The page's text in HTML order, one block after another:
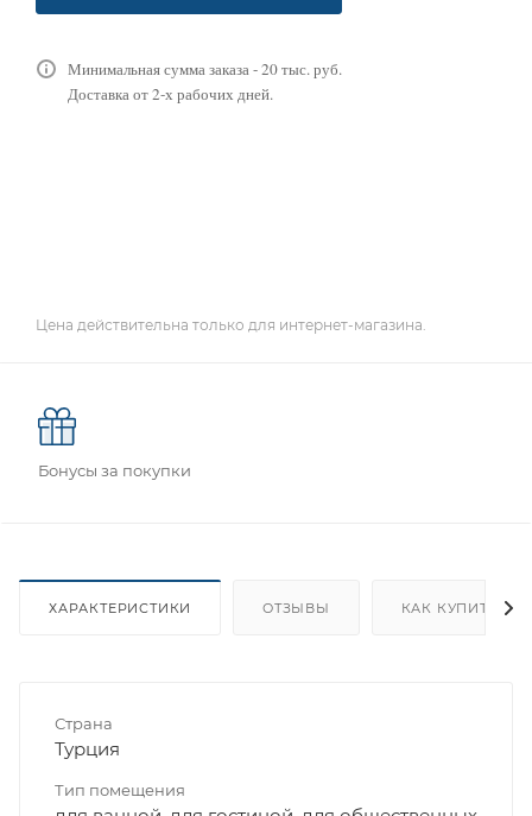
Минимальная сумма заказа - 20 тыс. руб.
Доставка от 2-х рабочих дней.
Цена действительна только для интернет-магазина.
Бонусы за покупки
ХАРАКТЕРИСТИКИ ОТЗЫВЫ КАК КУПИТЬ
Страна
Турция
Тип помещения